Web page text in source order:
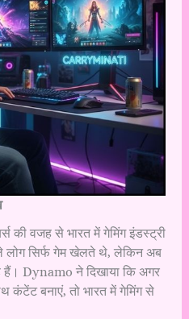
वजह से भारत में गेमिंग इंडस्ट्री
लोग सिर्फ गेम खेलते थे, लेकिन अब
Dynamo ने दिखाया कि अगर
बनाएं, तो भारत में गेमिंग से